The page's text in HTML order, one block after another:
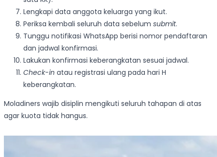
Lengkapi data anggota keluarga yang ikut.
Periksa kembali seluruh data sebelum submit.
Tunggu notifikasi WhatsApp berisi nomor pendaftaran
dan jadwal konfirmasi.
Lakukan konfirmasi keberangkatan sesuai jadwal.
Check-in atau registrasi ulang pada hari H
keberangkatan.
Moladiners wajib disiplin mengikuti seluruh tahapan di atas
agar kuota tidak hangus.